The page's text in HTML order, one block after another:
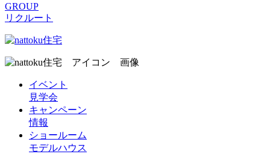
GROUP
リクルート
イベント
見学会
キャンペーン
情報
ショールーム
モデルハウス